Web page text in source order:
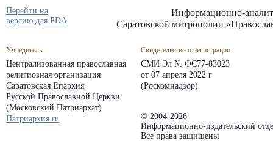
Информационно-
Саратовской митрополии
Учредитель
Централизованная православная
религиозная организация
Саратовская Епархия
Русской Православной Церкви
(Московский Патриархат)
Патриархия.ru
Свидетельство о регистрации
СМИ Эл № ФС77-83023
от 07 апреля 2022 г
(Роскомнадзор)
© 2004-2026
Информационно-издательский
Все права защищены
Перейти на
версию для PDA